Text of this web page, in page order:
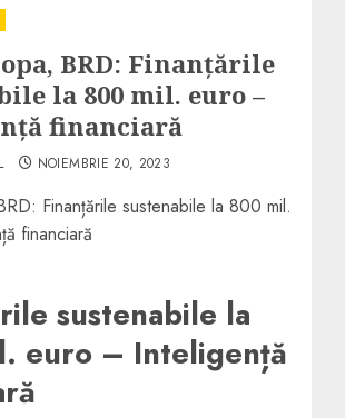
BRD: Finanțările
la 800 mil. euro –
financiară
NOIEMBRIE 20, 2023
sustenabile la
euro – Inteligență